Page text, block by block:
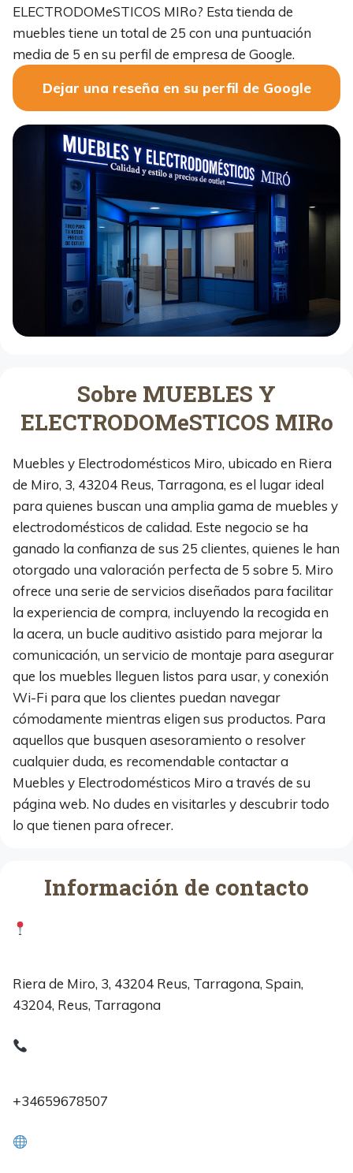
ELECTRODOMeSTICOS MIRo? Esta tienda de
muebles tiene un total de 25 con una puntuación
media de 5 en su perfil de empresa de Google.
Dejar una reseña en su perfil de Google
Sobre MUEBLES Y
ELECTRODOMeSTICOS MIRo
Muebles y Electrodomésticos Miro, ubicado en Riera
de Miro, 3, 43204 Reus, Tarragona, es el lugar ideal
para quienes buscan una amplia gama de muebles y
electrodomésticos de calidad. Este negocio se ha
ganado la confianza de sus 25 clientes, quienes le han
otorgado una valoración perfecta de 5 sobre 5. Miro
ofrece una serie de servicios diseñados para facilitar
la experiencia de compra, incluyendo la recogida en
la acera, un bucle auditivo asistido para mejorar la
comunicación, un servicio de montaje para asegurar
que los muebles lleguen listos para usar, y conexión
Wi-Fi para que los clientes puedan navegar
cómodamente mientras eligen sus productos. Para
aquellos que busquen asesoramiento o resolver
cualquier duda, es recomendable contactar a
Muebles y Electrodomésticos Miro a través de su
página web. No dudes en visitarles y descubrir todo
lo que tienen para ofrecer.
Información de contacto
Riera de Miro, 3, 43204 Reus, Tarragona, Spain,
43204, Reus, Tarragona
+34659678507